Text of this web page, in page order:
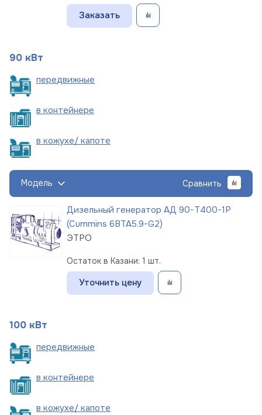
Заказать
90 кВт
передвижные
в контейнере
в кожухе/ капоте
Модель Сравнить
Дизельный генератор АД 90-Т400-1Р
(Cummins 6BTA5.9-G2)
ЭТРО
Остаток в Казани: 1 шт.
Уточнить цену
100 кВт
передвижные
в контейнере
в кожухе/ капоте